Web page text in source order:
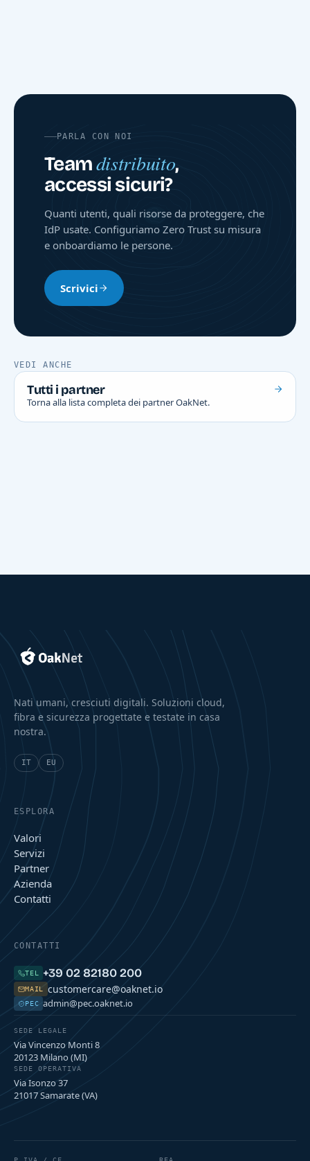
PARLA CON NOI
Teamdistribuito,
accessi sicuri?
Quanti utenti, quali risorse da proteggere, che
IdP usate. Configuriamo Zero Trust su misura
e onboardiamo le persone.
Scrivici
VEDI ANCHE
Tutti i partner
Torna alla lista completa dei partner OakNet.
Nati umani, cresciuti digitali. Soluzioni cloud,
fibra e sicurezza progettate e testate in casa
nostra.
IT EU
ESPLORA
Valori
Servizi
Partner
Azienda
Contatti
CONTATTI
TEL +39 02 82180 200
MAIL customercare@oaknet.io
PEC admin@pec.oaknet.io
SEDE LEGALE
Via Vincenzo Monti 8
20123 Milano (MI)
SEDE OPERATIVA
Via Isonzo 37
21017 Samarate (VA)